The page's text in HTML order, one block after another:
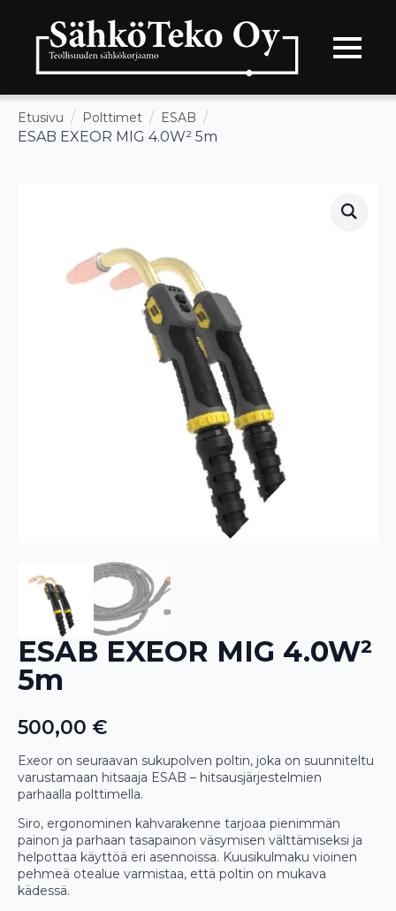
Etusivu Polttimet ESAB
ESAB EXEOR MIG 4.0W² 5m
ESAB EXEOR MIG 4.0W²
5m
500,00 €
Exeor on seuraavan sukupolven poltin, joka on suunniteltu
varustamaan hitsaaja ESAB – hitsausjärjestelmien
parhaalla polttimella.
Siro, ergonominen kahvarakenne tarjoaa pienimmän
painon ja parhaan tasapainon väsymisen välttämiseksi ja
helpottaa käyttöä eri asennoissa. Kuusikulmaku vioinen
pehmeä otealue varmistaa, että poltin on mukava
kädessä.